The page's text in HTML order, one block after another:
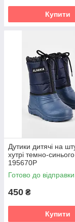
Купити
Дутики дитячі на
хутрі темно-
195670P
Готово до відправки
450 ₴
Купити